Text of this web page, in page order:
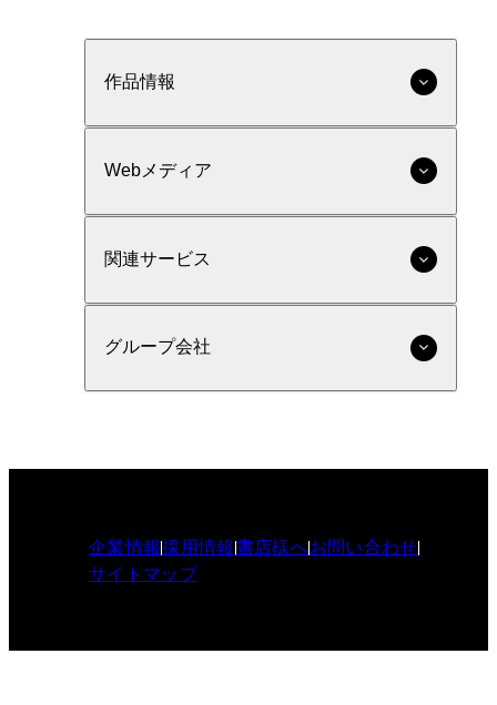
作品情報
Webメディア
関連サービス
グループ会社
企業情報採用情報書店様へお問い合わせ
サイトマップ